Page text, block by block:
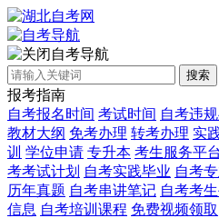
自考导航
搜索
报考指南
自考报名时间 考试时间 自考违
教材大纲 免考办理 转考办理 实
训 学位申请 专升本 考生服务平台
考考试计划 自考实践毕业 自考
历年真题 自考串讲笔记 自考考
信息 自考培训课程 免费视频领取